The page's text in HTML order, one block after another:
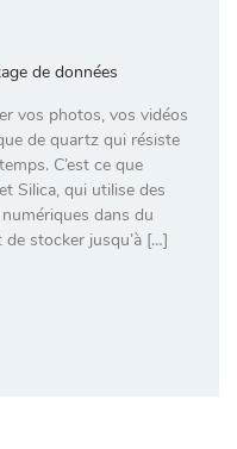
de données
vos photos, vos vidéos
de quartz qui résiste
C’est ce que
Silica, qui utilise des
dans du
stocker jusqu’à […]